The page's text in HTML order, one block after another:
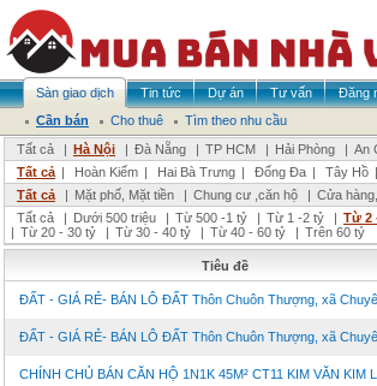
Sàn giao dịch Tin tức Dự án Tư vấn Đăng
Cần bán
Cho thuê
Tìm theo nhu cầu
Tất cả
| Hà Nội | Đà Nẵng | TP HCM | Hải Phòng | An
Tất cả | Hoàn Kiếm | Hai Bà Trưng | Đống Đa | Tây Hồ |
Tất cả
| Mặt phố, Mặt tiền | Chung cư ,căn hộ | Cửa
Tất cả
| Dưới 500 triệu | Từ 500 -1 tỷ | Từ 1 -2 tỷ | Từ 2
| Từ 20 - 30 tỷ | Từ 30 - 40 tỷ | Từ 40 - 60 tỷ | Trên 60 tỷ
Tiêu đề
ĐẤT - GIÁ RẺ- BÁN LÔ ĐẤT Thôn Chuôn Thượng, xã
ĐẤT - GIÁ RẺ- BÁN LÔ ĐẤT Thôn Chuôn Thượng, xã
CHÍNH CHỦ BÁN CĂN HỘ 1N1K 45M² CT11 KIM VĂN KIM